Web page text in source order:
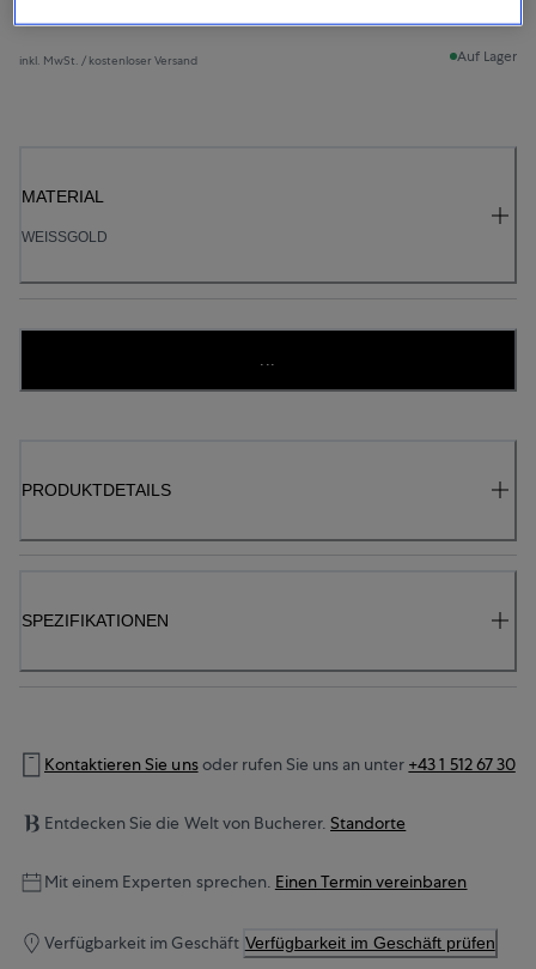
inkl. MwSt. / kostenloser Versand Auf Lager
MATERIAL
WEISSGOLD
...
PRODUKTDETAILS
SPEZIFIKATIONEN
Kontaktieren Sie unsoder rufen Sie uns an unter +43 1 512 67 30
Entdecken Sie die Welt von Bucherer. Standorte
Mit einem Experten sprechen. Einen Termin vereinbaren
Verfügbarkeit im Geschäft Verfügbarkeit im Geschäft prüfen